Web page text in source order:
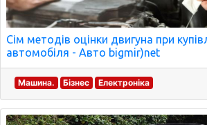
Сім методів оцінки двигуна при
автомобіля - Авто bigmir)net
Машина. Бізнес Електроніка